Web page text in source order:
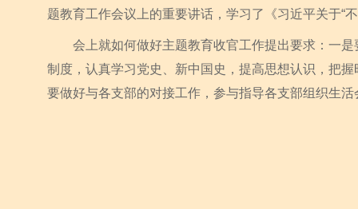
题教育工作会议上的重要讲话，学习了《习近平关于“
会上就如何做好主题教育收官工作提出要求：一是
制度，认真学习党史、新中国史，提高思想认识，把
要做好与各支部的对接工作，参与指导各支部组织生